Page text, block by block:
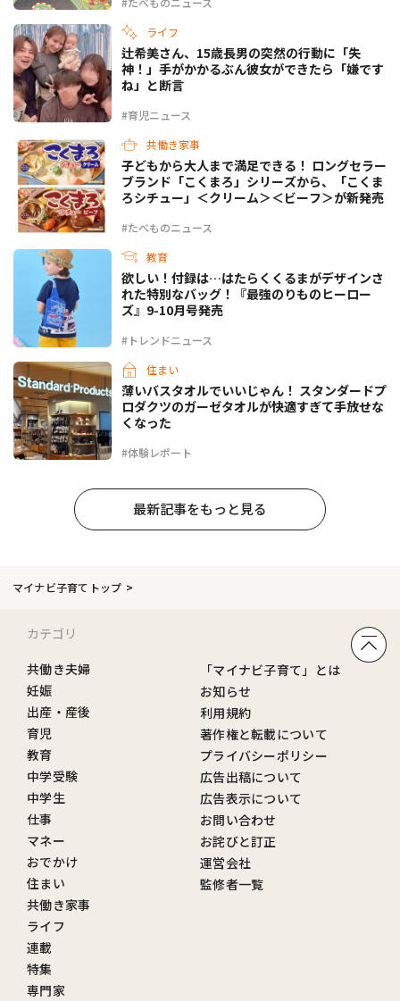
ライフ
#育児ニュース
辻希美さん、15歳長男の突然の行動に「失
神！」手がかかるぶん彼女ができたら「嫌です
ね」と断言
共働き家事
#たべものニュース
子どもから大人まで満足できる！ ロングセラー
ブランド「こくまろ」シリーズから、「こくま
ろシチュー」＜クリーム＞＜ビーフ＞が新発売
教育
#トレンドニュース
欲しい！付録は…はたらくくるまがデザインさ
れた特別なバッグ！『最強のりものヒーロー
ズ』9-10月号発売
住まい
#体験レポート
薄いバスタオルでいいじゃん！ スタンダードプ
ロダクツのガーゼタオルが快適すぎて手放せな
くなった
最新記事をもっと見る
マイナビ子育てトップ
カテゴリ
共働き夫婦
妊娠
出産・産後
育児
教育
中学受験
中学生
仕事
マネー
おでかけ
住まい
共働き家事
ライフ
連載
特集
専門家
「マイナビ子育て」とは
お知らせ
利用規約
著作権と転載について
プライバシーポリシー
広告出稿について
広告表示について
お問い合わせ
お詫びと訂正
運営会社
監修者一覧